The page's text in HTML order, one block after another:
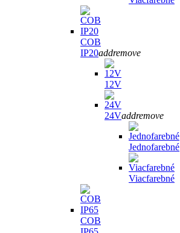
COB
IP20addremove
12V
24Vaddremove
Jednofarebné
Viacfarebné
COB